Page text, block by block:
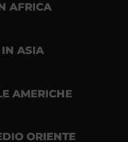
AFRICA
ASIA
AMERICHE
ORIENTE